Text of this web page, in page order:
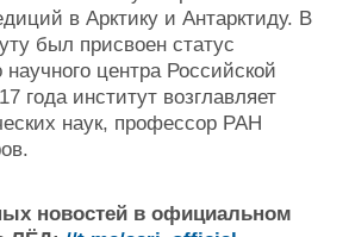
в Арктику и Антарктиду. В
был присвоен статус
научного центра Российской
года институт возглавляет
наук, профессор РАН
новостей в официальном